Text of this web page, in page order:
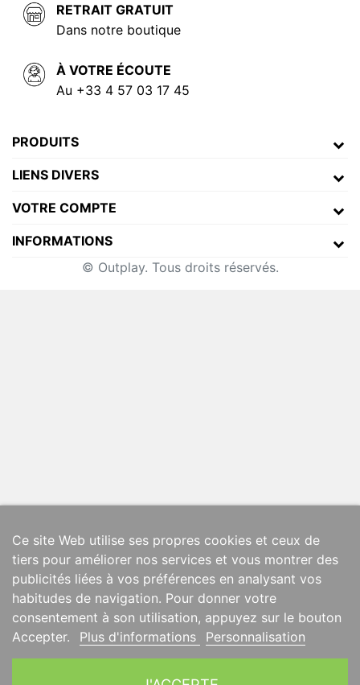
RETRAIT GRATUIT
Dans notre boutique
À VOTRE ÉCOUTE
Au +33 4 57 03 17 45
PRODUITS
LIENS DIVERS
VOTRE COMPTE
INFORMATIONS
Ce site Web utilise ses propres cookies et ceux de
tiers pour améliorer nos services et vous montrer des
publicités liées à vos préférences en analysant vos
habitudes de navigation. Pour donner votre
consentement à son utilisation, appuyez sur le bouton
Accepter.
Plus d'informations Personnalisation
© Outplay. Tous droits réservés.